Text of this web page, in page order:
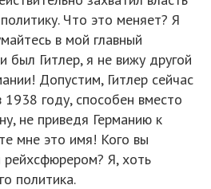
Что это меняет? Я
в мой главный
был Гитлер, я не вижу другой
Допустим, Гитлер сейчас
1938 году, способен вместо
не приведя Германию к
мне это имя! Кого вы
Я, хоть
политика.